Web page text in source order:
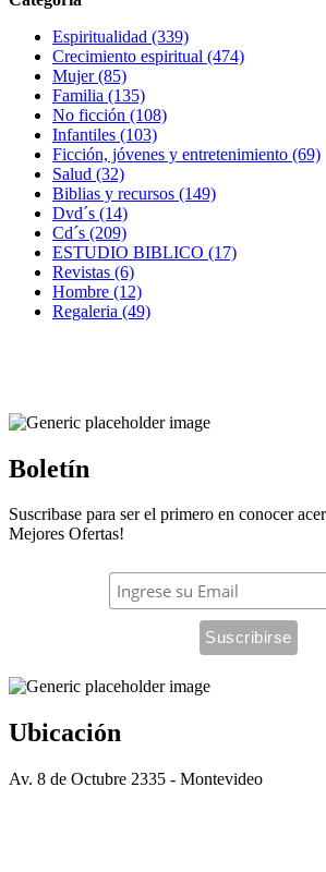
Espiritualidad (339)
Crecimiento espiritual (474)
Mujer (85)
Familia (135)
No ficción (108)
Infantiles (103)
Ficción, jóvenes y entretenimiento (69)
Salud (32)
Biblias y recursos (149)
Dvd´s (14)
Cd´s (209)
ESTUDIO BIBLICO (17)
Revistas (6)
Hombre (12)
Regaleria (49)
Boletín
Suscribase para ser el primero en conocer
Mejores Ofertas!
Ubicación
Av. 8 de Octubre 2335 - Montevideo